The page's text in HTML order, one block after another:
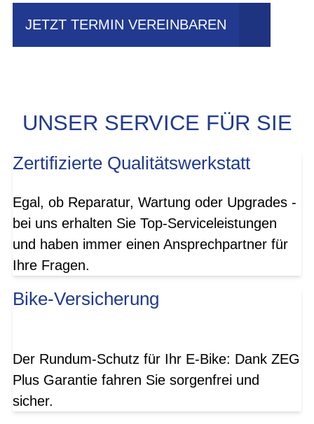
JETZT TERMIN VEREINBAREN
UNSER SERVICE FÜR SIE
Zertifizierte Qualitätswerkstatt
Egal, ob Reparatur, Wartung oder Upgrades -
bei uns erhalten Sie Top-Serviceleistungen
und haben immer einen Ansprechpartner für
Ihre Fragen.
Bike-Versicherung
Der Rundum-Schutz für Ihr E-Bike: Dank ZEG
Plus Garantie fahren Sie sorgenfrei und
sicher.